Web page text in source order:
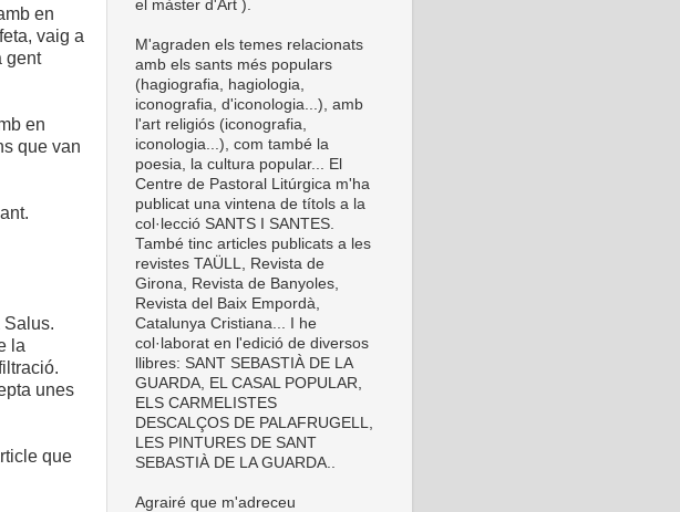
en
vaig a
gent
en
que van
Salus.
la
unes
que
el màster d'Art ).
M'agraden els temes relacionats
amb els sants més populars
(hagiografia, hagiologia,
iconografia, d'iconologia...), amb
l'art religiós (iconografia,
iconologia...), com també la
poesia, la cultura popular... El
Centre de Pastoral Litúrgica m'ha
publicat una vintena de títols a la
col·lecció SANTS I SANTES.
També tinc articles publicats a les
revistes TAÜLL, Revista de
Girona, Revista de Banyoles,
Revista del Baix Empordà,
Catalunya Cristiana... I he
col·laborat en l'edició de diversos
llibres: SANT SEBASTIÀ DE LA
GUARDA, EL CASAL POPULAR,
ELS CARMELISTES
DESCALÇOS DE PALAFRUGELL,
LES PINTURES DE SANT
SEBASTIÀ DE LA GUARDA..
Agrairé que m'adreceu